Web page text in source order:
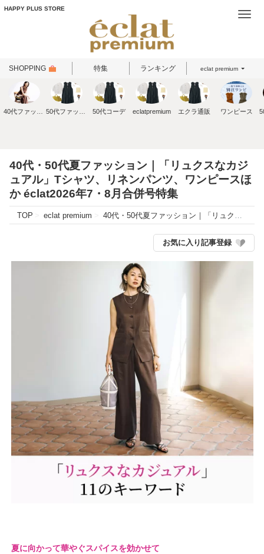
HAPPY PLUS STORE
SHOPPING 特集 ランキング eclat premium
50代コーデ eclatpremium エクラ通販 ワンピース
40代・50代夏ファッション｜「リュクスなカジ
ュアル」Tシャツ、リネンパンツ、ワンピースほ
か éclat2026年7・8月合併号特集
TOP eclat premium 40代・50代夏ファッション｜「リュクスなカジュアル」Tシャツ、リネンパンツ、ワンピースほか éclat2026年7・8月合併号特集
お気に入り記事登録
夏に向かって華やぐスパイスを効かせて